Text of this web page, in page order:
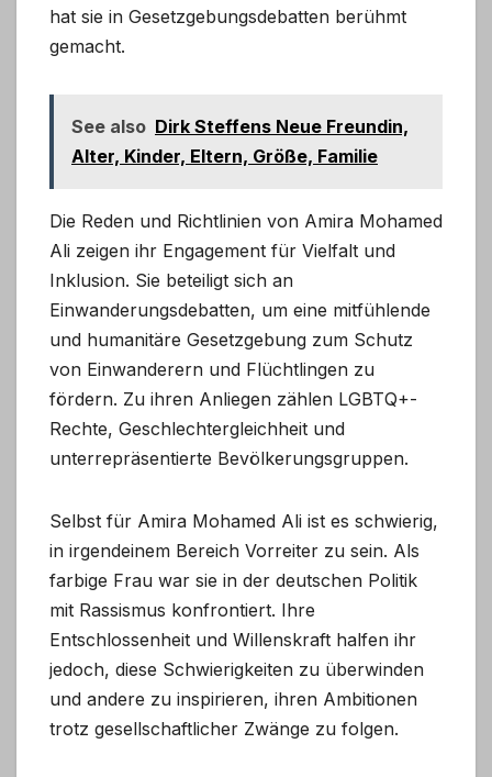
hat sie in Gesetzgebungsdebatten berühmt
gemacht.
See also Dirk Steffens Neue Freundin,
Alter, Kinder, Eltern, Größe, Familie
Die Reden und Richtlinien von Amira Mohamed
Ali zeigen ihr Engagement für Vielfalt und
Inklusion. Sie beteiligt sich an
Einwanderungsdebatten, um eine mitfühlende
und humanitäre Gesetzgebung zum Schutz
von Einwanderern und Flüchtlingen zu
fördern. Zu ihren Anliegen zählen LGBTQ+-
Rechte, Geschlechtergleichheit und
unterrepräsentierte Bevölkerungsgruppen.
Selbst für Amira Mohamed Ali ist es schwierig,
in irgendeinem Bereich Vorreiter zu sein. Als
farbige Frau war sie in der deutschen Politik
mit Rassismus konfrontiert. Ihre
Entschlossenheit und Willenskraft halfen ihr
jedoch, diese Schwierigkeiten zu überwinden
und andere zu inspirieren, ihren Ambitionen
trotz gesellschaftlicher Zwänge zu folgen.